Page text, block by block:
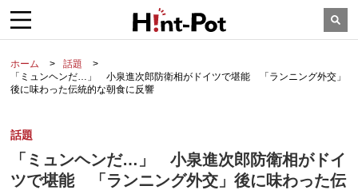
ホーム
話題
「ミュンヘンだ…」 小泉進次郎防衛相がドイツで堪能 「ランニング外交」
後に味わった伝統的な朝食に反響
話題
「ミュンヘンだ…」 小泉進次郎防衛相がドイ
ツで堪能 「ランニング外交」後に味わった伝